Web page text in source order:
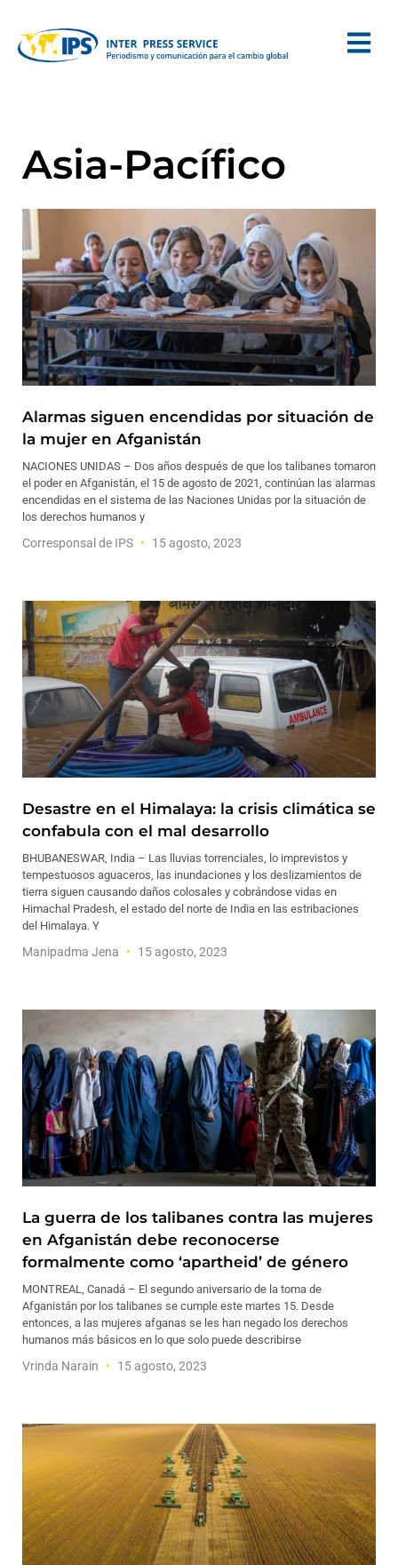
Asia-Pacífico
Alarmas siguen encendidas por situación de
la mujer en Afganistán
NACIONES UNIDAS – Dos años después de que los talibanes tomaron
el poder en Afganistán, el 15 de agosto de 2021, continúan las alarmas
encendidas en el sistema de las Naciones Unidas por la situación de
los derechos humanos y
Corresponsal de IPS 15 agosto, 2023
Desastre en el Himalaya: la crisis climática se
confabula con el mal desarrollo
BHUBANESWAR, India – Las lluvias torrenciales, lo imprevistos y
tempestuosos aguaceros, las inundaciones y los deslizamientos de
tierra siguen causando daños colosales y cobrándose vidas en
Himachal Pradesh, el estado del norte de India en las estribaciones
del Himalaya. Y
Manipadma Jena 15 agosto, 2023
La guerra de los talibanes contra las mujeres
en Afganistán debe reconocerse
formalmente como ‘apartheid’ de género
MONTREAL, Canadá – El segundo aniversario de la toma de
Afganistán por los talibanes se cumple este martes 15. Desde
entonces, a las mujeres afganas se les han negado los derechos
humanos más básicos en lo que solo puede describirse
Vrinda Narain 15 agosto, 2023